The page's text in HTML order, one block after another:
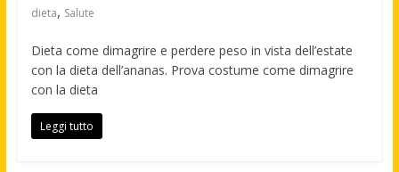
dieta, Salute
Dieta come dimagrire e perdere peso in vista dell’estate
con la dieta dell’ananas. Prova costume come dimagrire
con la dieta
Leggi tutto